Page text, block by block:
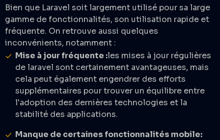
Bien que Laravel soit largement utilisé pour sa large
gamme de fonctionnalités, son utilisation rapide et
fréquente. On retrouve aussi quelques
inconvénients, notamment :
Mise à jour fréquente :les mises à jour régulières
de laravel sont certainement avantageuses, mais
cela peut également engendrer des efforts
supplémentaires pour trouver un équilibre entre
l'adoption des dernières technologies et la
stabilité des applications.
Manque de certaines fonctionnalités mobile: